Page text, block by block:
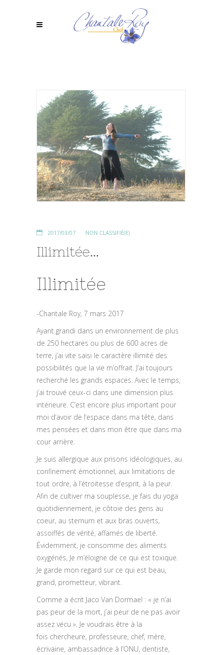
2017/03/07 NON CLASSIFIÉ(E)
Illimitée…
Illimitée
-Chantale Roy, 7 mars 2017
Ayant grandi dans un environnement de plus
de 250 hectares ou plus de 600 acres de
terre, j’ai vite saisi le caractère illimité des
possibilités que la vie m’offrait. J’ai toujours
recherché les grands espaces. Avec le temps,
j’ai trouvé ceux-ci dans une dimension plus
intérieure. C’est encore plus important pour
moi d’avoir de l’espace dans ma tête, dans
mes pensées et dans mon être que dans ma
cour arrière.
Je suis allergique aux prisons idéologiques, au
confinement émotionnel, aux limitations de
tout ordre, à l’étroitesse d’esprit, à la peur.
Afin de cultiver ma souplesse, je fais du yoga
quotidiennement, je côtoie des gens au
coeur, au sternum et aux bras ouverts,
assoiffés de vérité, affamés de liberté.
Évidemment, je consomme des aliments
oxygénés, Je m’éloigne de ce qui est toxique.
Je garde mon regard sur ce qui est beau,
grand, prometteur, vibrant.
Comme a écrit Jaco Van Dormael : « je n’ai
pas peur de la mort, j’ai peur de ne pas avoir
assez vécu ». Je voudrais être à la
fois chercheure, professeure, chef, mère,
écrivaine, ambassadrice à l’ONU, dentiste,